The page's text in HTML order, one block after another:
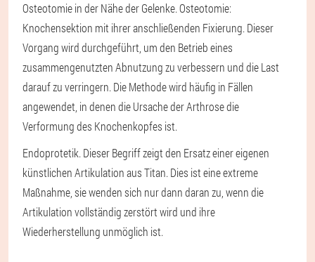
Osteotomie in der Nähe der Gelenke. Osteotomie:
Knochensektion mit ihrer anschließenden Fixierung. Dieser
Vorgang wird durchgeführt, um den Betrieb eines
zusammengenutzten Abnutzung zu verbessern und die Last
darauf zu verringern. Die Methode wird häufig in Fällen
angewendet, in denen die Ursache der Arthrose die
Verformung des Knochenkopfes ist.
Endoprotetik. Dieser Begriff zeigt den Ersatz einer eigenen
künstlichen Artikulation aus Titan. Dies ist eine extreme
Maßnahme, sie wenden sich nur dann daran zu, wenn die
Artikulation vollständig zerstört wird und ihre
Wiederherstellung unmöglich ist.